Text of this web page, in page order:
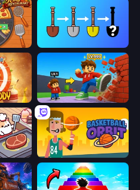
Obby: +1 Click Wall Breaker
Basketball Orbit